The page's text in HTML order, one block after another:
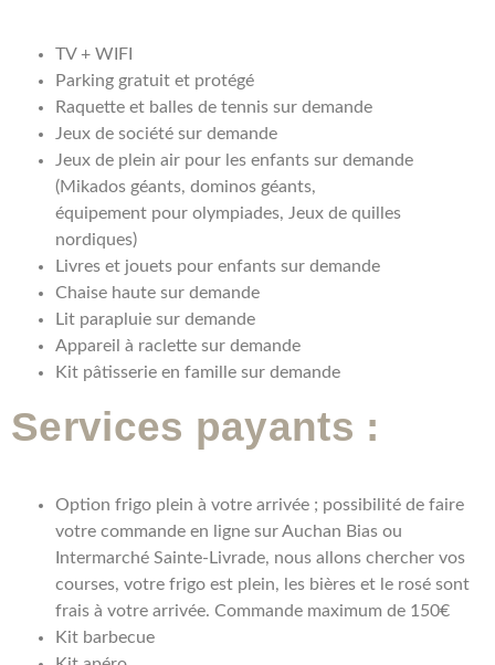
TV + WIFI
Parking gratuit et protégé
Raquette et balles de tennis sur demande
Jeux de société sur demande
Jeux de plein air pour les enfants sur demande
(Mikados géants, dominos géants,
équipement pour olympiades, Jeux de quilles
nordiques)
Livres et jouets pour enfants sur demande
Chaise haute sur demande
Lit parapluie sur demande
Appareil à raclette sur demande
Kit pâtisserie en famille sur demande
Services payants :
Option frigo plein à votre arrivée ; possibilité de faire
votre commande en ligne sur Auchan Bias ou
Intermarché Sainte-Livrade, nous allons chercher vos
courses, votre frigo est plein, les bières et le rosé sont
frais à votre arrivée. Commande maximum de 150€
Kit barbecue